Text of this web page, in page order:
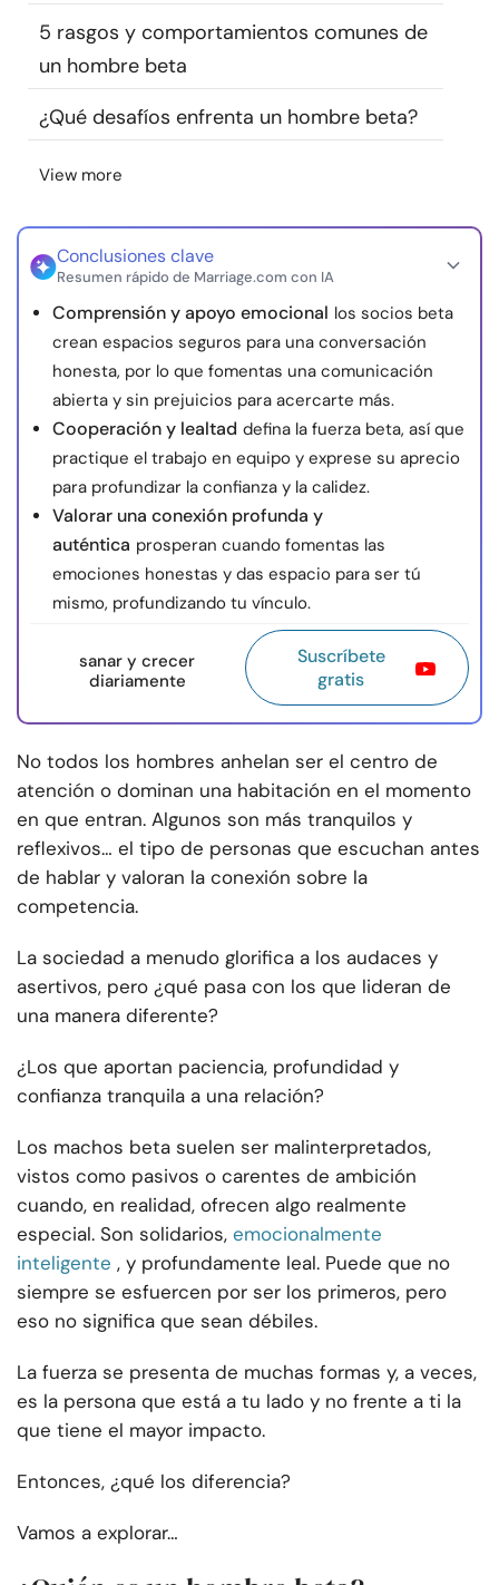
Idioma
nosotros
© Copyright 2026. Todos los derechos reservados.
5 rasgos y comportamientos comunes de
un hombre beta
¿Qué desafíos enfrenta un hombre beta?
View more
Conclusiones clave
Resumen rápido de Marriage.com con IA
Comprensión y apoyo emocional los socios beta
crean espacios seguros para una conversación
honesta, por lo que fomentas una comunicación
abierta y sin prejuicios para acercarte más.
Cooperación y lealtad defina la fuerza beta, así que
practique el trabajo en equipo y exprese su aprecio
para profundizar la confianza y la calidez.
Valorar una conexión profunda y
auténtica prosperan cuando fomentas las
emociones honestas y das espacio para ser tú
mismo, profundizando tu vínculo.
sanar y crecer
diariamente
Suscríbete
gratis
No todos los hombres anhelan ser el centro de
atención o dominan una habitación en el momento
en que entran. Algunos son más tranquilos y
reflexivos… el tipo de personas que escuchan antes
de hablar y valoran la conexión sobre la
competencia.
La sociedad a menudo glorifica a los audaces y
asertivos, pero ¿qué pasa con los que lideran de
una manera diferente?
¿Los que aportan paciencia, profundidad y
confianza tranquila a una relación?
Los machos beta suelen ser malinterpretados,
vistos como pasivos o carentes de ambición
cuando, en realidad, ofrecen algo realmente
especial. Son solidarios, emocionalmente
inteligente , y profundamente leal. Puede que no
siempre se esfuercen por ser los primeros, pero
eso no significa que sean débiles.
La fuerza se presenta de muchas formas y, a veces,
es la persona que está a tu lado y no frente a ti la
que tiene el mayor impacto.
Entonces, ¿qué los diferencia?
Vamos a explorar…